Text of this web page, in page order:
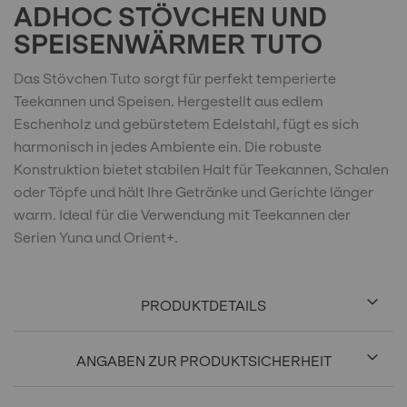
ADHOC STÖVCHEN UND
SPEISENWÄRMER TUTO
Das Stövchen Tuto sorgt für perfekt temperierte
Teekannen und Speisen. Hergestellt aus edlem
Eschenholz und gebürstetem Edelstahl, fügt es sich
harmonisch in jedes Ambiente ein. Die robuste
Konstruktion bietet stabilen Halt für Teekannen, Schalen
oder Töpfe und hält Ihre Getränke und Gerichte länger
warm. Ideal für die Verwendung mit Teekannen der
Serien Yuna und Orient+.
PRODUKTDETAILS
ANGABEN ZUR PRODUKTSICHERHEIT